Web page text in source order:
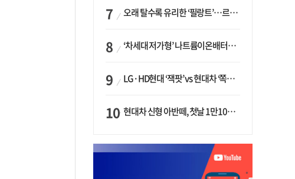
오래 탈수록 유리한 ‘필랑트’…르노코리아, 5년 뒤 잔존가치 53% 보장
‘차세대 저가형’ 나트륨이온배터리 시대 오나…LG화학·에코프로, 상용화 속도낸다
LG·HD현대 ‘잭팟’ vs 현대차 ‘쪽박’…글로벌 사모펀드, 韓 대기업 투자 ‘희비’
현대차 신형 아반떼, 첫날 1만1094대 계약…역대 최고치 경신